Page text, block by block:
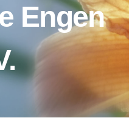
Engen